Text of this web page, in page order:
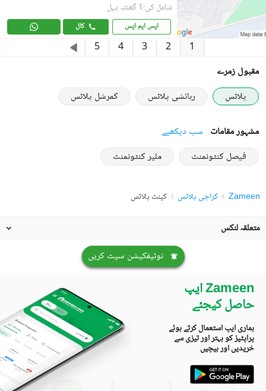
شامل کی:1 گھنٹہ پہل
ایس ایم ایس کال
1
2
3
4
5
مقبول زمرے
پلاٹس
رہائشی پلاٹس کمرشل پلاٹس
مشہور مقامات سب دیکھیے
فیصل کنٹونمنٹ
ملیر کنٹونمنٹ
Zameen کراچی پلاٹس کینٹ پلاٹس
متعلقہ لنکس
نوٹیفکیشن سیٹ کریں
Zameen ایپ
حاصل کیجئے
ہماری ایپ استعمال کرتے ہوئے
پراپٹیز کو بہتر اور تیزی سے
خریدیں اور بیچیں